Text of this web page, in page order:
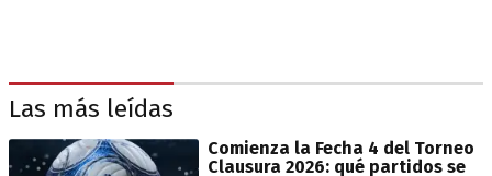
Las más leídas
Comienza la Fecha 4 del Torneo
Clausura 2026: qué partidos se